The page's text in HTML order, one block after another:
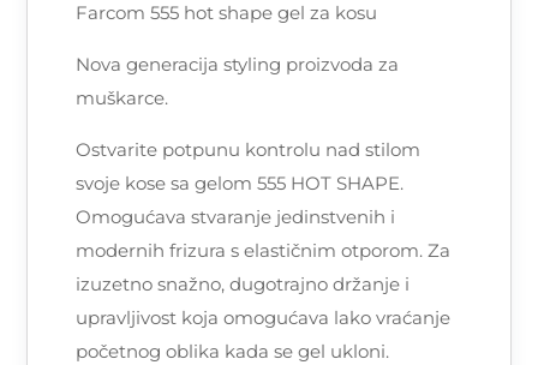
Farcom 555 hot shape gel za kosu
Nova generacija styling proizvoda za
muškarce.
Ostvarite potpunu kontrolu nad stilom
svoje kose sa gelom 555 HOT SHAPE.
Omogućava stvaranje jedinstvenih i
modernih frizura s elastičnim otporom. Za
izuzetno snažno, dugotrajno držanje i
upravljivost koja omogućava lako vraćanje
početnog oblika kada se gel ukloni.